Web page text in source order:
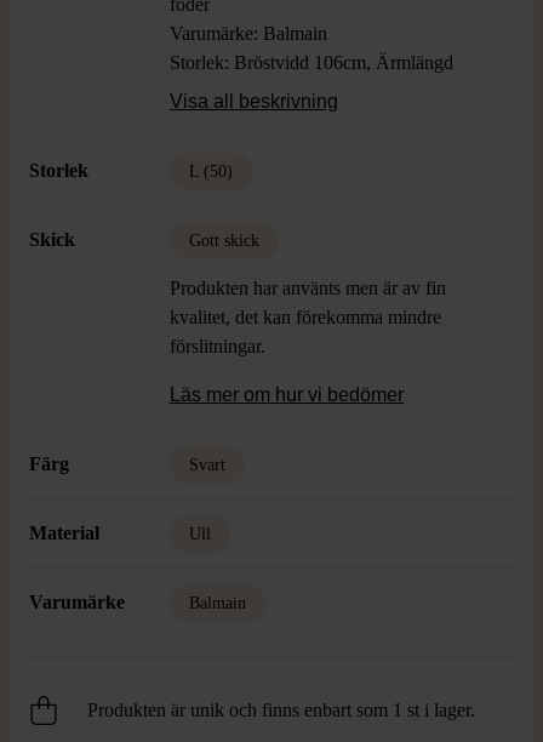
foder
Varumärke: Balmain
Storlek: Bröstvidd 106cm, Ärmlängd
86cm, Längd 96cm
Viskos
Visa all beskrivning
Storlek L (50)
Skick Gott skick
Produkten har använts men är av fin
kvalitet, det kan förekomma mindre
förslitningar.
Läs mer om hur vi bedömer
Färg Svart
Material Ull
Varumärke Balmain
Produkten är unik och finns enbart som 1 st i lager.